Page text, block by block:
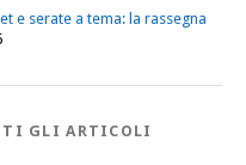
e serate a tema: la rassegna
GLI ARTICOLI